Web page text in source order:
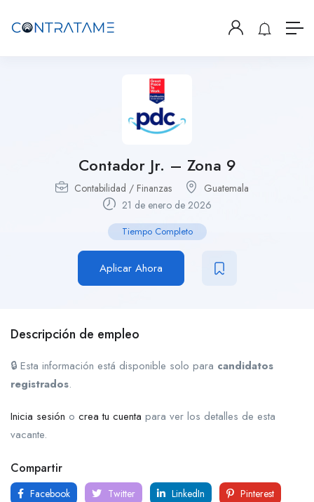
Contador Jr. – Zona 9
Contabilidad / Finanzas
Guatemala
21 de enero de 2026
Tiempo Completo
Aplicar Ahora
Descripción de empleo
🔒 Esta información está disponible solo para candidatos
registrados.
Inicia sesión o crea tu cuenta para ver los detalles de esta
vacante.
Compartir
Facebook Twitter LinkedIn
Pinterest